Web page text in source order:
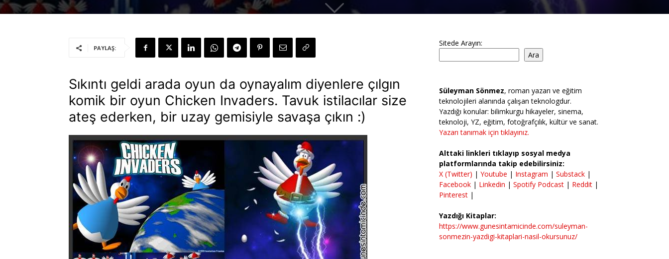
PAYLAŞ:
Sıkıntı geldi arada oyun da oynayalım diyenlere çılgın
komik bir oyun Chicken Invaders. Tavuk istilacılar size
ateş ederken, bir uzay gemisiyle savaşa çıkın :)
Sitede Arayın:
Ara
Süleyman Sönmez, roman yazarı ve eğitim
teknolojileri alanında çalışan teknologdur.
Yazdığı konular: bilimkurgu hikayeler, sinema,
teknoloji, YZ, eğitim, fotoğrafçılık, kültür ve sanat.
Yazarı tanımak için tıklayınız.
Alttaki linkleri tıklayıp sosyal medya
platformlarında takip edebilirsiniz:
X (Twitter) | Youtube | Instagram | Substack |
Facebook | Linkedin | Spotify Podcast | Reddit |
Pinterest |
Yazdığı Kitaplar:
https://www.gunesintamicinde.com/suleyman-
sonmezin-yazdigi-kitaplari-nasil-okursunuz/